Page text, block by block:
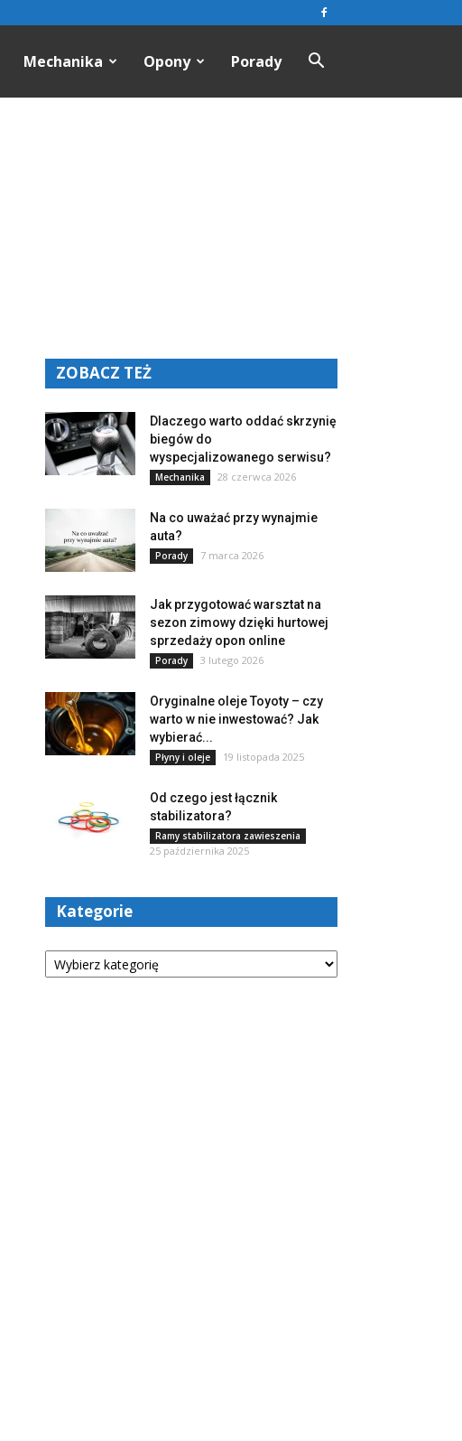
Mechanika Opony Porady
ZOBACZ TEŻ
Dlaczego warto oddać skrzynię
biegów do
wyspecjalizowanego serwisu?
Mechanika 28 czerwca 2026
Na co uważać przy wynajmie
auta?
Porady 7 marca 2026
Jak przygotować warsztat na
sezon zimowy dzięki hurtowej
sprzedaży opon online
Porady 3 lutego 2026
Oryginalne oleje Toyoty – czy
warto w nie inwestować? Jak
wybierać...
Płyny i oleje 19 listopada 2025
Od czego jest łącznik
stabilizatora?
Ramy stabilizatora zawieszenia
25 października 2025
Kategorie
Kategorie